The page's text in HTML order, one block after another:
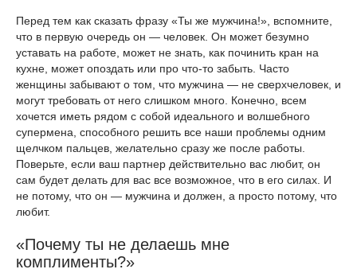
Перед тем как сказать фразу «Ты же мужчина!», вспомните,
что в первую очередь он — человек. Он может безумно
уставать на работе, может не знать, как починить кран на
кухне, может опоздать или про что-то забыть. Часто
женщины забывают о том, что мужчина — не сверхчеловек, и
могут требовать от него слишком много. Конечно, всем
хочется иметь рядом с собой идеального и волшебного
супермена, способного решить все наши проблемы одним
щелчком пальцев, желательно сразу же после работы.
Поверьте, если ваш партнер действительно вас любит, он
сам будет делать для вас все возможное, что в его силах. И
не потому, что он — мужчина и должен, а просто потому, что
любит.
«Почему ты не делаешь мне
комплименты?»